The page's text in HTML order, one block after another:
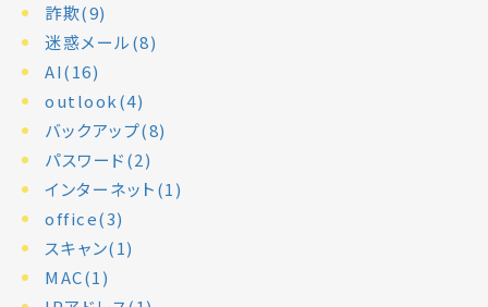
詐欺(9)
迷惑メール(8)
AI(16)
outlook(4)
バックアップ(8)
パスワード(2)
インターネット(1)
office(3)
スキャン(1)
MAC(1)